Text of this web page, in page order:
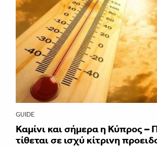
GUIDE
Καμίνι και σήμερα η Κύπρος –
τίθεται σε ισχύ κίτρινη